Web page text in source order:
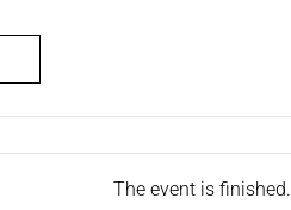
The event is finished.